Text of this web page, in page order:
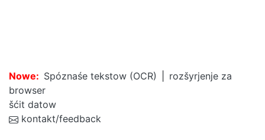
Nowe: Spóznaśe tekstow (OCR)
rozšyrjenje za
browser
šćit datow
kontakt/feedback